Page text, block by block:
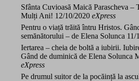
Sfânta Cuvioasă Maică Parascheva –
Mulți Ani! 12/10/2020 eXpress
Pentru o viață trăită întru Hristos.
semănătorului – de Elena Solunca 11/
Iertarea – cheia de boltă a iubirii.
Gând de duminică de Elena Solunca
eXpress
Pe drumul suitor de la pocăință la